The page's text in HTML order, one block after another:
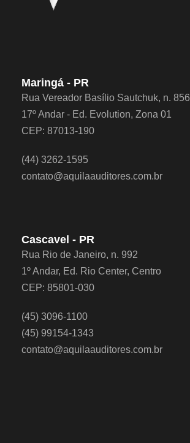
Maringá - PR
Rua Vereador Basílio Sautchuk, n. 856
17º Andar - Ed. Evolution, Zona 01
CEP: 87013-190
(44) 3262-1595
contato@aquilaauditores.com.br
Cascavel - PR
Rua Rio de Janeiro, n. 992
1º Andar, Ed. Rio Center, Centro
CEP: 85801-030
(45) 3096-1100
(45) 99154-1343
contato@aquilaauditores.com.br